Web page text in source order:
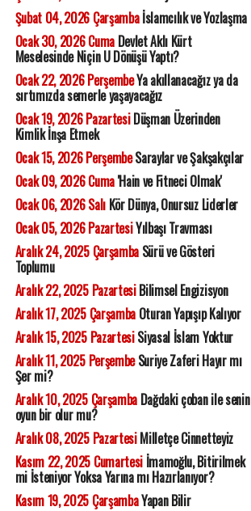
Şubat 04, 2026 Çarşambaİslamcılık ve Yozlaşma
Ocak 30, 2026 CumaDevlet Aklı Kürt
Meselesinde Niçin U Dönüşü Yaptı?
Ocak 22, 2026 PerşembeYa akıllanacağız ya da
sırtımızda semerle yaşayacağız
Ocak 19, 2026 PazartesiDüşman Üzerinden
Kimlik İnşa Etmek
Ocak 15, 2026 PerşembeSaraylar ve Şakşakçılar
Ocak 09, 2026 Cuma'Hain ve Fitneci Olmak'
Ocak 06, 2026 SalıKör Dünya, Onursuz Liderler
Ocak 05, 2026 PazartesiYılbaşı Travması
Aralık 24, 2025 ÇarşambaSürü ve Gösteri
Toplumu
Aralık 22, 2025 PazartesiBilimsel Engizisyon
Aralık 17, 2025 ÇarşambaOturan Yapışıp Kalıyor
Aralık 15, 2025 PazartesiSiyasal İslam Yoktur
Aralık 11, 2025 PerşembeSuriye Zaferi Hayır mı
Şer mi?
Aralık 10, 2025 ÇarşambaDağdaki çoban ile senin
oyun bir olur mu?
Aralık 08, 2025 PazartesiMilletçe Cinnetteyiz
Kasım 22, 2025 Cumartesiİmamoğlu, Bitirilmek
mi İsteniyor Yoksa Yarına mı Hazırlanıyor?
Kasım 19, 2025 ÇarşambaYapan Bilir